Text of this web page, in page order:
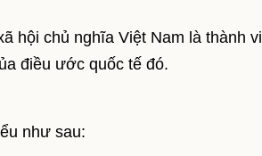
hội chủ nghĩa Việt Nam là thành
điều ước quốc tế đó.
như sau: